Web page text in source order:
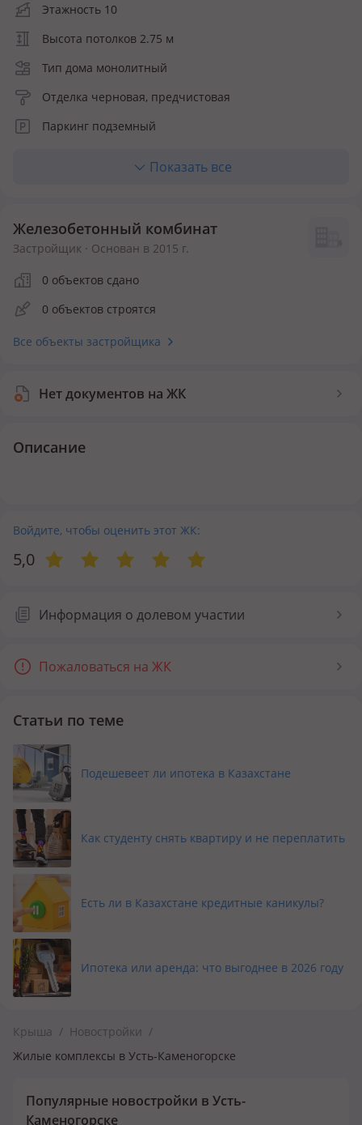
Этажность 10
Высота потолков 2.75 м
Тип дома монолитный
Отделка черновая, предчистовая
Паркинг подземный
Количество квартир 74
Инфраструктура внутри ЖК
Детская площадка Спортивная площадка
Безопасность
Показать все
Железобетонный комбинат
Застройщик · Основан в 2015 г.
0 объектов сдано
0 объектов строятся
Все объекты застройщика
Нет документов на ЖК
Описание
Войдите, чтобы оценить этот ЖК:
5,0
Информация о долевом участии
Пожаловаться на ЖК
Статьи по теме
Подешевеет ли ипотека в Казахстане
Как студенту снять квартиру и не переплатить
Есть ли в Казахстане кредитные каникулы?
Ипотека или аренда: что выгоднее в 2026 году
Крыша / Новостройки /
Жилые комплексы в Усть-Каменогорске
Популярные новостройки в Усть-
Каменогорске